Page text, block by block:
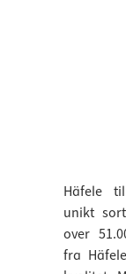
Häfele
unikt
over
fra